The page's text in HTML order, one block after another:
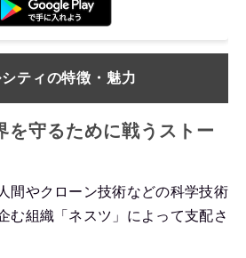
ティの特徴・魅力
を守るために戦うストー
間やクローン技術などの科学技術
む組織「ネスツ」によって支配さ